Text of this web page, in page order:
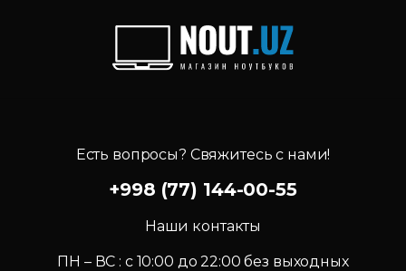
Есть вопросы? Свяжитесь с нами!
+998 (77) 144-00-55
Наши контакты
ПН – ВС : c 10:00 до 22:00 без выходных